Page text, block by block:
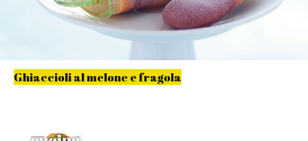
Ghiaccioli al melone e fragola